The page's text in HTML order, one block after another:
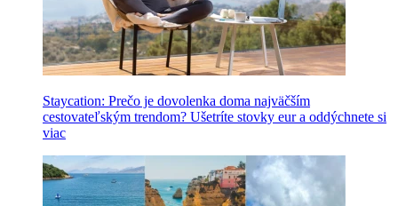
Staycation: Prečo je dovolenka doma najväčším
cestovateľským trendom? Ušetríte stovky eur a oddýchnete si
viac